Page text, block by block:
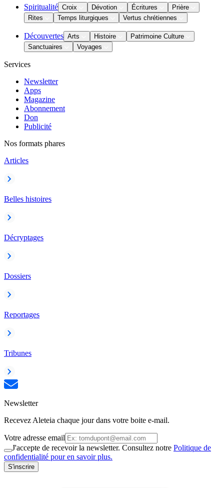
Spiritualité Croix Dévotion Écritures
Prière
Rites
Temps liturgiques Vertus chrétiennes
Découvertes Arts Histoire
Patrimoine Culture
Sanctuaires
Voyages
Services
Newsletter
Apps
Magazine
Abonnement
Don
Publicité
Nos formats phares
Articles
Belles histoires
Décryptages
Dossiers
Reportages
Tribunes
Newsletter
Recevez Aleteia chaque jour dans votre boite e-mail.
Votre adresse email
J'accepte de recevoir la newsletter. Consultez notre Politique de
confidentialité pour en savoir plus.
S'inscrire